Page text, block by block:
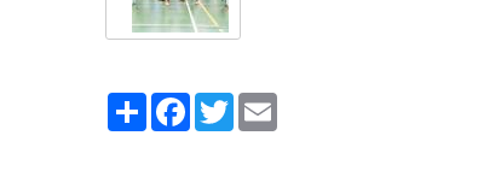
PartagerFacebookTwitter